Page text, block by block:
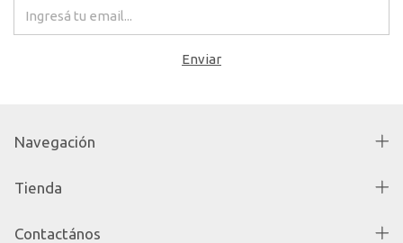
Navegación
Tienda
Contactános